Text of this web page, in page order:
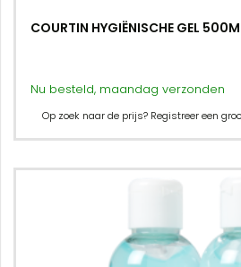
COURTIN HYGIËNISCHE GEL
Nu besteld, maandag verzonden
Op zoek naar de prijs? Registreer een